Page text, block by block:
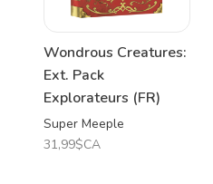
Wondrous Creatures:
Ext. Pack
Explorateurs (FR)
Super Meeple
31,99$CA